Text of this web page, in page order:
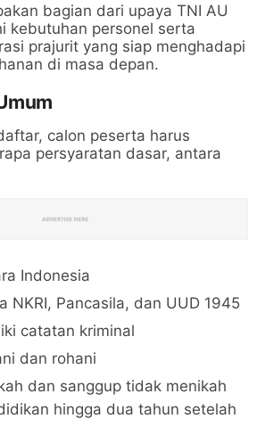
bagian dari upaya TNI AU
kebutuhan personel serta
prajurit yang siap menghadapi
di masa depan.
calon peserta harus
persyaratan dasar, antara
Indonesia
NKRI, Pancasila, dan UUD 1945
catatan kriminal
dan rohani
dan sanggup tidak menikah
hingga dua tahun setelah